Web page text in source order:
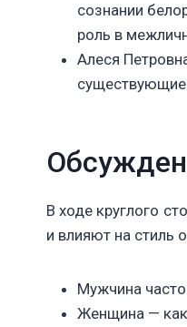
сознании
роль в
Алеся
существующие
В ходе круглого
и влияют на стиль
Мужчина
Женщина — как